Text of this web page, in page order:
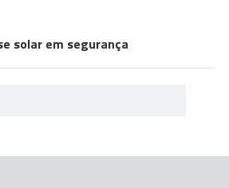
solar em segurança